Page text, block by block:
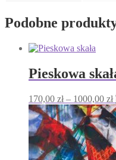
Podobne
Pieskowa
170,00 zł – 1000,00 zł